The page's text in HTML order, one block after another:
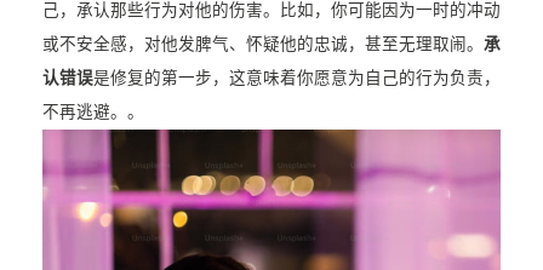
己，承认那些行为对他的伤害。比如，你可能因为一时的冲动
或不安全感，对他发脾气、怀疑他的忠诚，甚至无理取闹。 承
认错误是修复的第一步，这意味着你愿意为自己的行为负责，
不再逃避。。